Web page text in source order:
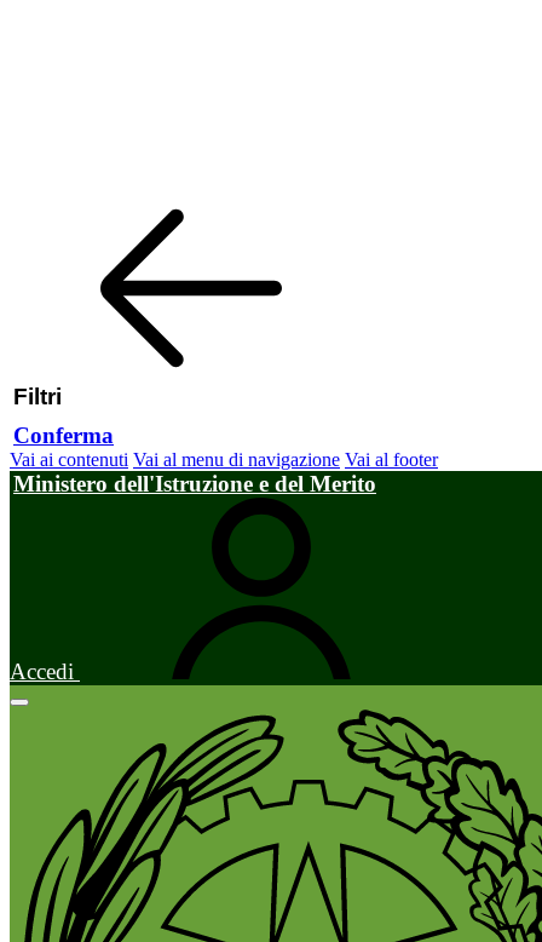
Filtri
Conferma
Vai ai contenuti Vai al menu di navigazione Vai al footer
Ministero dell'Istruzione e del Merito
Accedi